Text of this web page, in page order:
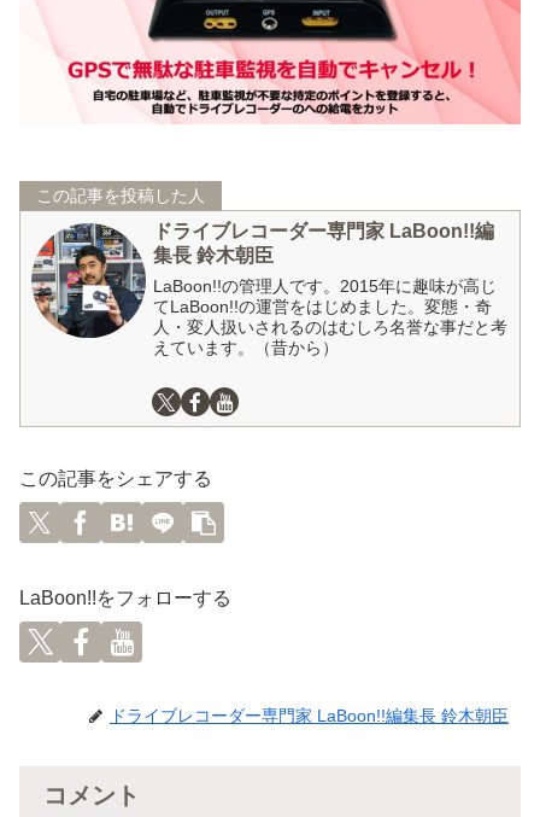
この記事を投稿した人
ドライブレコーダー専門家 LaBoon!!編
集長 鈴木朝臣
LaBoon!!の管理人です。2015年に趣味が高じ
てLaBoon!!の運営をはじめました。変態・奇
人・変人扱いされるのはむしろ名誉な事だと考
えています。（昔から）
この記事をシェアする
LaBoon!!をフォローする
ドライブレコーダー専門家 LaBoon!!編集長 鈴木朝臣
コメント